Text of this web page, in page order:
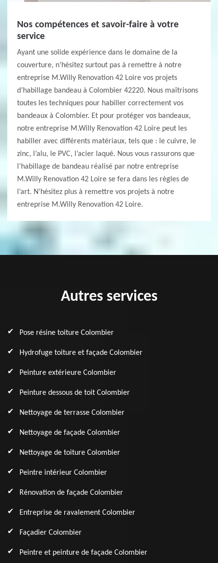
Nos compétences et savoir-faire à votre
service
Ayant une solide expérience dans le domaine de la
couverture, n’hésitez surtout pas à remettre à notre
entreprise M.Willy Renovation 42 Loire vos projets
d’habillage bandeau à Colombier 42220. Nous maîtrisons
toutes les techniques pour habiller correctement vos
bandeaux à Colombier. Et pour protéger vos bandeaux,
notre entreprise M.Willy Renovation 42 Loire peut les
habiller avec différents matériaux, tels que : le cuivre, le
zinc, l’alu, le PVC, l’acier laqué. Nous vous rassurons que
l’habillage de bandeau réalisé par notre entreprise
M.Willy Renovation 42 Loire se fera dans les règles de
l’art. N’hésitez plus à remettre vos projets à notre
entreprise M.Willy Renovation 42 Loire.
Autres services
Pose résine toiture Colombier
Hydrofuge toiture et façade Colombier
Peinture extérieure Colombier
Peinture dessous de toit Colombier
Nettoyage de terrasse Colombier
Nettoyage de façade Colombier
Nettoyage de toiture Colombier
Peintre intérieur Colombier
Rénovation de façade Colombier
Entreprise de ravalement Colombier
Façadier Colombier
Peintre et peinture de façade Colombier